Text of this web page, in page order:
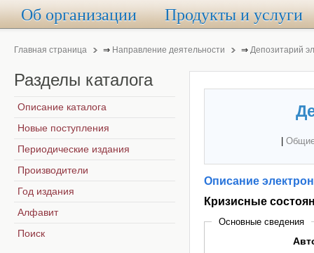
Об организации Продукты и услуги
Главная страница ⇒ Направление деятельности ⇒ Депозитарий
Описание
Кризисные
Основные сведения
Разделы каталога
Описание каталога
Новые поступления
Периодические издания
Производители
Год издания
Алфавит
Поиск